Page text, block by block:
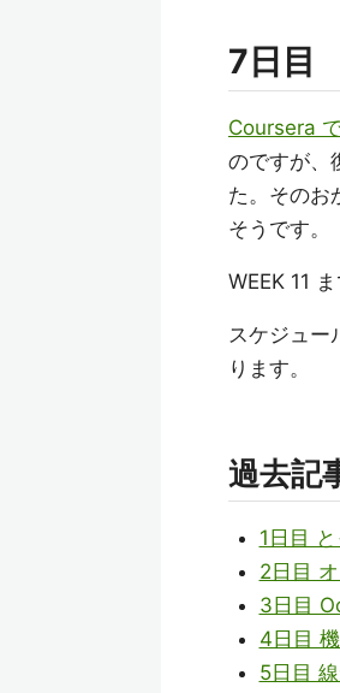
7日目
Coursera
のですが、
た。そのお
そうです。
WEEK 11
スケジュー
ります。
過去記
1日目
2日目
3日目
4日目
5日目